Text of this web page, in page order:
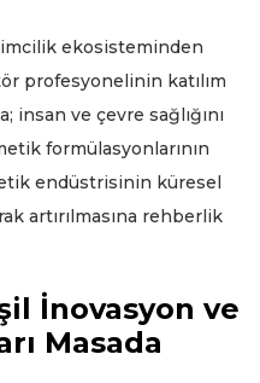
ekosisteminden
profesyonelinin katılım
ve çevre sağlığını
formülasyonlarının
endüstrisinin küresel
artırılmasına rehberlik
İnovasyon ve
Masada